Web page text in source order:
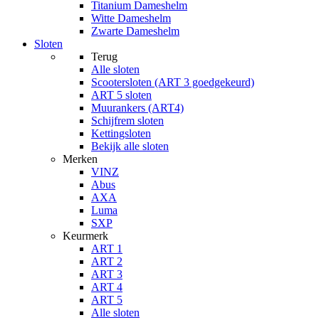
Titanium Dameshelm
Witte Dameshelm
Zwarte Dameshelm
Sloten
Terug
Alle sloten
Scootersloten (ART 3 goedgekeurd)
ART 5 sloten
Muurankers (ART4)
Schijfrem sloten
Kettingsloten
Bekijk alle sloten
Merken
VINZ
Abus
AXA
Luma
SXP
Keurmerk
ART 1
ART 2
ART 3
ART 4
ART 5
Alle sloten